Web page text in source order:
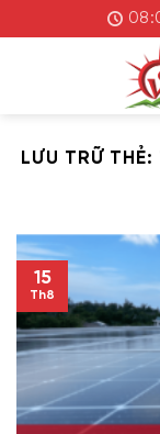
đến
LƯU TRỮ THẺ:
15
Th8